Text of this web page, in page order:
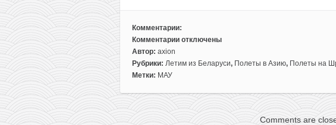
Комментарии:
Комментарии
к
записи
МАУ:
Минска
отключены
Автор: axion
Рубрики: Летим из Беларуси, Полеты в Азию, Полеты на
Метки: МАУ
Comments are